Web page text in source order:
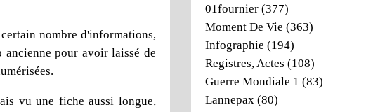
nombre d'informations,
ancienne pour avoir laissé de
vu une fiche aussi longue,
01fournier (377)
Moment De Vie (363)
Infographie (194)
Registres, Actes (108)
Guerre Mondiale 1 (83)
Lannepax (80)